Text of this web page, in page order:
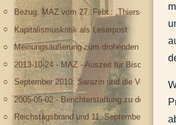
Bezug: MAZ vom 27. Febr.: „Thierse: Urteil
Kapitalismuskritik als Leserpost
Meinungsäußerung zum drohenden Irak-Krieg
2013-10-24 - MAZ - Auszeit für Bischof
September 2010: Sarazin und die Vererbung
2005-05-02 - Berichterstattung zu den
Reichstagsbrand und 11. September